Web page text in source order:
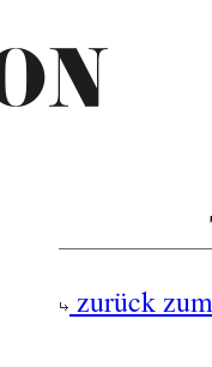
zurück